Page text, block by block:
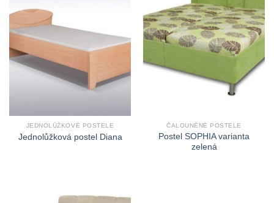
JEDNOLŮŽKOVÉ POSTELE
Jednolůžková postel Diana
ČALOUNĚNÉ POSTELE
Postel SOPHIA varianta
zelená